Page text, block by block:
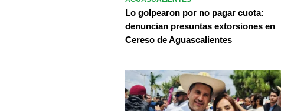
Lo golpearon por no pagar cuota:
denuncian presuntas extorsiones en
Cereso de Aguascalientes